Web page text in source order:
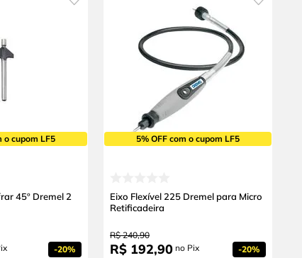
o cupom LF5
45º Dremel 2
-20%
5% OFF com o cupom LF5
Eixo Flexível 225 Dremel para Micro
Retificadeira
R$ 240,90
R$ 192,90 no Pix -20%